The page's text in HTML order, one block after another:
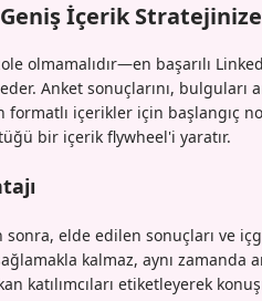
İçerik
olmamalıdır—en başarılı
Anket sonuçlarını,
içerikler için başlangıç
bir içerik flywheel'i yaratır.
elde edilen sonuçları ve
kalmaz, aynı
katılımcıları etiketleyerek